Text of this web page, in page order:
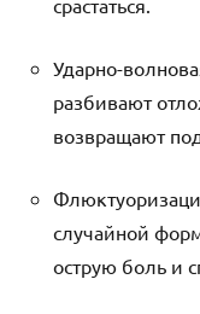
Ударно-
разбивают
возвращают
случайной
острую боль и